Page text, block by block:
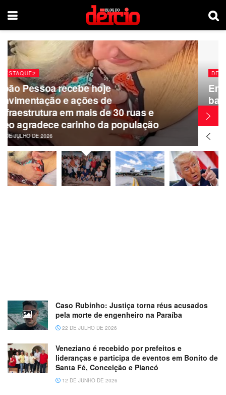
DESTAQUE2
Em Cacimbas, Cícero Lucena amplia
base e se compromete com
conclusão de obras abandonadas
pelo Estado na PB-246
22 DE JULHO DE 2026
Caso Rubinho: Justiça torna réus acusados
pela morte de engenheiro na Paraíba
22 DE JULHO DE 2026
Veneziano é recebido por prefeitos e
lideranças e participa de eventos em Bonito de
Santa Fé, Conceição e Piancó
12 DE JUNHO DE 2026